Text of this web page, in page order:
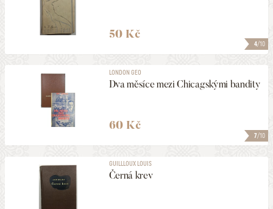
4/10
50 Kč
7/10
LONDON GEO
Dva měsíce mezi Chicagskými bandity
60 Kč
GUILLLOUX LOUIS
Černá krev